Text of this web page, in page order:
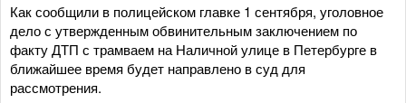
Как сообщили в полицейском главке 1 сентября, уголовное
дело с утвержденным обвинительным заключением по
факту ДТП с трамваем на Наличной улице в Петербурге в
ближайшее время будет направлено в суд для
рассмотрения.